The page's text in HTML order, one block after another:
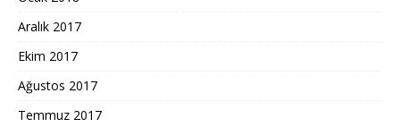
Aralık 2017
Ekim 2017
Ağustos 2017
Temmuz 2017